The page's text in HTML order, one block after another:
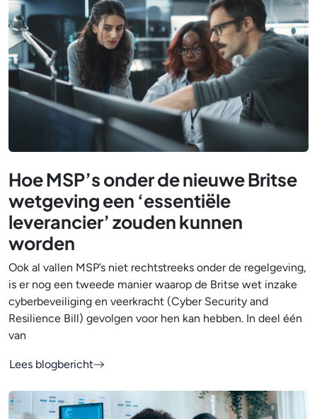
Hoe MSP’s onder de nieuwe Britse
wetgeving een ‘essentiële
leverancier’ zouden kunnen
worden
Ook al vallen MSP’s niet rechtstreeks onder de regelgeving,
is er nog een tweede manier waarop de Britse wet inzake
cyberbeveiliging en veerkracht (Cyber Security and
Resilience Bill) gevolgen voor hen kan hebben. In deel één
van
Lees blogbericht